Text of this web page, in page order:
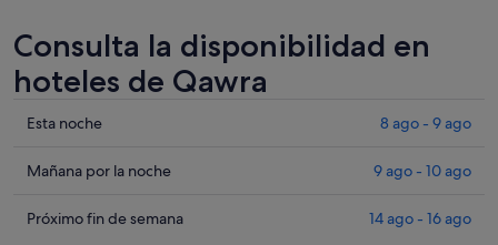
Consulta la disponibilidad en
hoteles de Qawra
Comprueba
precios
Qawra
Esta noche 8 ago - 9 ago
Comprueba
precios
Mañana por la noche 9 ago - 10 ago
Comprueba
Próximo fin de semana 14 ago - 16 ago